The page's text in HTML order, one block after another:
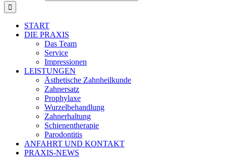
START
DIE PRAXIS
Das Team
Service
Impressionen
LEISTUNGEN
Ästhetische Zahnheilkunde
Zahnersatz
Prophylaxe
Wurzelbehandlung
Zahnerhaltung
Schienentherapie
Parodontitis
ANFAHRT UND KONTAKT
PRAXIS-NEWS